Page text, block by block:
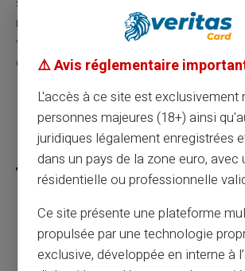
rencontrés lors du voyage. Adoptez la
vos aventures autour du globe et vivez
d'esprit inégalée.
Partager cet article
Comment remplir un chèque
⚠️ Avis réglementaire
L'accès à ce site est exclusivement
personnes majeures (18+) ainsi
juridiques légalement enregistrées
dans un pays de la zone euro, avec
résidentielle ou professionnelle
Ce site présente une plateforme
propulsée par une technologie
exclusive, développée en interne à